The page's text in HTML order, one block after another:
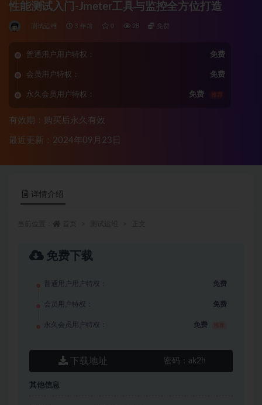
性能测试入门-Jmeter工具与监控全方位打造
测试运维 3 年前 0 28 免费
普通用户用户特权： 免费
会员用户特权： 免费
永久会员用户特权： 免费 推荐
有效期：购买后永久有效
最近更新：2024年09月23日
详情介绍
免费下载
普通用户用户特权： 免费
会员用户特权： 免费
永久会员用户特权： 免费
下载地址 密码： ak2h
其他信息